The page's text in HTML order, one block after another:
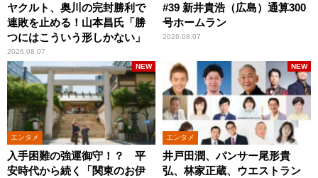
ヤクルト、奥川の完封勝利で
連敗を止める！山本昌氏「勝
つにはこういう形しかない」
2026.08.07
#39 新井貴浩（広島）通算300
号ホームラン
2026.08.07
エンタメ
入手困難の強運御守！？ 平
安時代から続く「関東のお伊
NEW
エンタメ
井戸田潤、パンサー尾形貴
弘、林家正蔵、ウエストラン
NEW